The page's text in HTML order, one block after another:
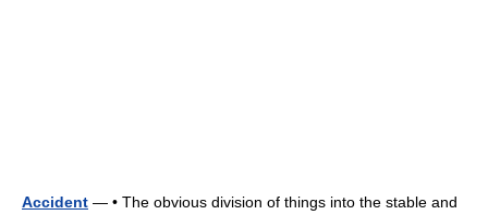
Accident — • The obvious division of things into the stable and